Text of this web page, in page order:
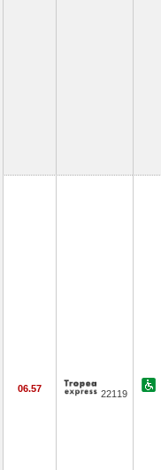
06.57 22119